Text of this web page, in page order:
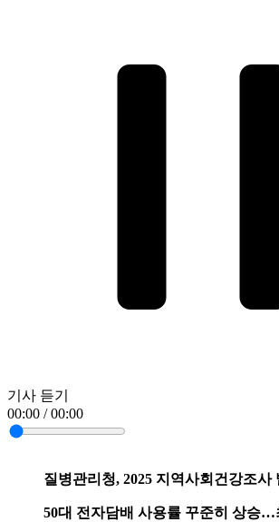
기사 듣기
00:00 / 00:00
질병관리청, 2025 지역사회건강조사
50대 전자담배 사용률 꾸준히 상승…